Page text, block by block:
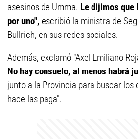
asesinos de Umma. Le dijimos que
por uno", escribió la ministra de
Bullrich, en sus redes sociales.
Además, exclamó "Axel Emiliano
No hay consuelo, al menos habrá
junto a la Provincia para buscar los
hace las paga".